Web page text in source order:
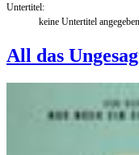
Untertitel:
keine Untertitel angegeben
All das